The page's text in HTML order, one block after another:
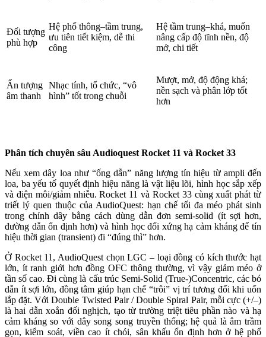
Đối tượng
phù hợp
Hệ phổ thông–tầm trung,
ưu tiên tiết kiệm, dễ thi
công
Hệ tầm trung–khá, muốn
nâng cấp độ tĩnh nền, độ
mở, chi tiết
Ấn tượng
âm thanh
Nhạc tính, tổ chức, “vô
hình” tốt trong chuỗi
Mượt, mở, độ động khá;
nền sạch và phân lớp tốt
hơn
Phân tích chuyên sâu Audioquest Rocket 11 và Rocket 33
Nếu xem dây loa như “ống dẫn” năng lượng tín hiệu từ ampli đến
loa, ba yếu tố quyết định hiệu năng là vật liệu lõi, hình học sắp xếp
và điện môi/giảm nhiễu. Rocket 11 và Rocket 33 cùng xuất phát từ
triết lý quen thuộc của AudioQuest: hạn chế tối đa méo phát sinh
trong chính dây bằng cách dùng dẫn đơn semi-solid (ít sợi hơn,
đường dẫn ổn định hơn) và hình học đối xứng hạ cảm kháng để tín
hiệu thời gian (transient) đi “đúng thì” hơn.
Ở Rocket 11, AudioQuest chọn LGC – loại đồng có kích thước hạt
lớn, ít ranh giới hơn đồng OFC thông thường, vì vậy giảm méo ở
tần số cao. Đi cùng là cấu trúc Semi-Solid (True-)Concentric, các bó
dẫn ít sợi lớn, đồng tâm giúp hạn chế “trôi” vị trí tương đối khi uốn
lắp đặt. Với Double Twisted Pair / Double Spiral Pair, mỗi cực (+/–)
là hai dẫn xoắn đối nghịch, tạo từ trường triệt tiêu phần nào và hạ
cảm kháng so với dây song song truyền thống; hệ quả là âm trầm
gọn, kiểm soát, viền cao ít chói, sân khấu ổn định hơn ở hệ phổ